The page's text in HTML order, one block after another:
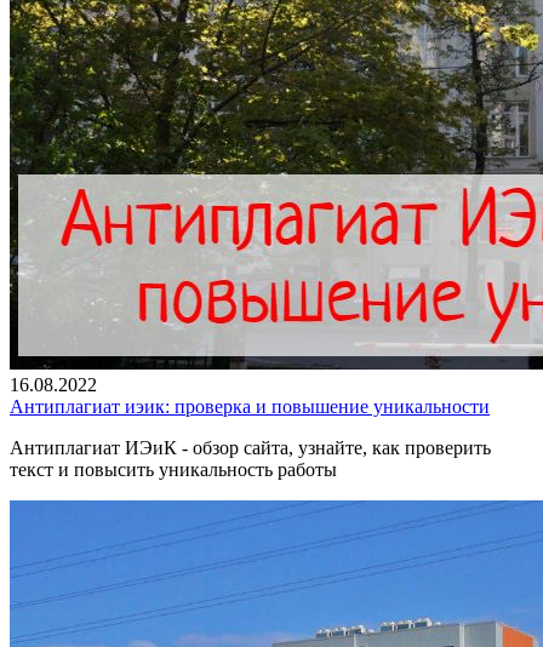
16.08.2022
Антиплагиат иэик: проверка и повышение уникальности
Антиплагиат ИЭиК - обзор сайта, узнайте, как проверить
текст и повысить уникальность работы